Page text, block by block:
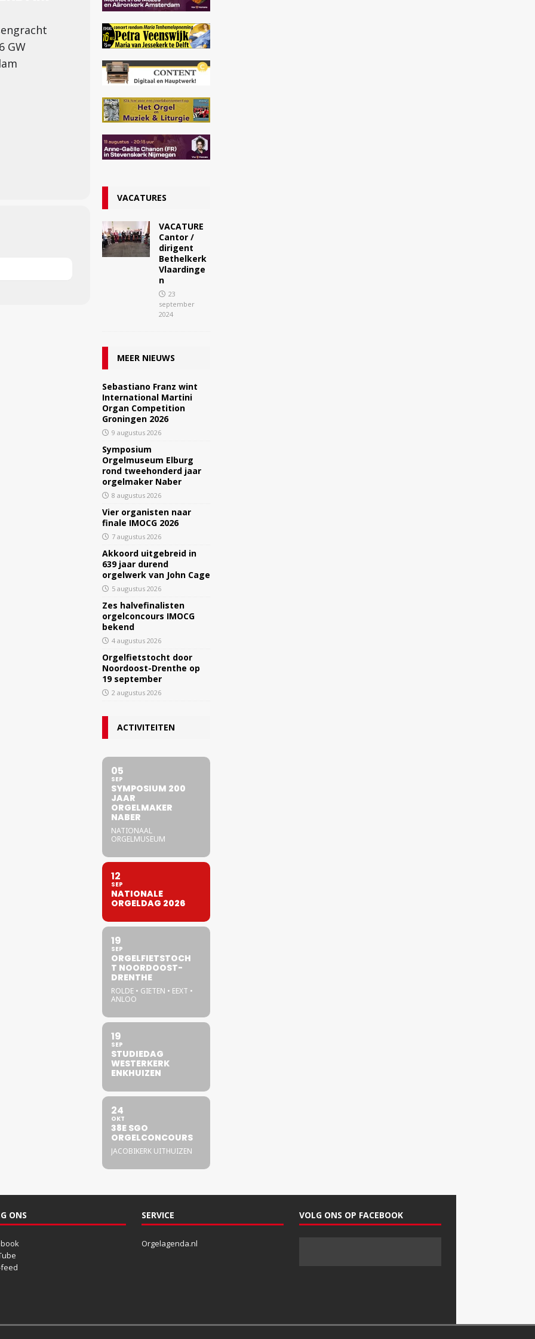
GW
VACATURES
VACATURE
Cantor /
dirigent
Bethelkerk
Vlaardinge
n
23
september
2024
MEER NIEUWS
Sebastiano Franz wint
International Martini
Organ Competition
Groningen 2026
9 augustus 2026
Symposium
Orgelmuseum Elburg
rond tweehonderd jaar
orgelmaker Naber
8 augustus 2026
Vier organisten naar
finale IMOCG 2026
7 augustus 2026
Akkoord uitgebreid in
639 jaar durend
orgelwerk van John Cage
5 augustus 2026
Zes halvefinalisten
orgelconcours IMOCG
bekend
4 augustus 2026
Orgelfietstocht door
Noordoost-Drenthe op
19 september
2 augustus 2026
ACTIVITEITEN
05
SEP
SYMPOSIUM 200
JAAR
ORGELMAKER
NABER
NATIONAAL
ORGELMUSEUM
12
SEP
NATIONALE
ORGELDAG 2026
19
SEP
ORGELFIETSTOCH
T NOORDOOST-
DRENTHE
ROLDE • GIETEN • EEXT •
ANLOO
19
SEP
STUDIEDAG
WESTERKERK
ENKHUIZEN
24
OKT
38E SGO
ORGELCONCOURS
JACOBIKERK UITHUIZEN
ONS
feed
SERVICE
Orgelagenda.nl
VOLG ONS OP FACEBOOK